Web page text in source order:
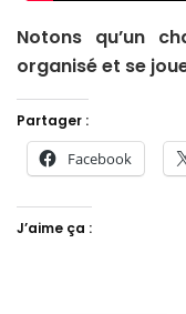
Notons qu’un
organisé et se
Partager :
Facebook
J’aime ça :